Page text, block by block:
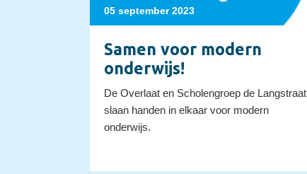
05 september 2023
Samen voor modern
onderwijs!
De Overlaat en Scholengroep de Langstraat
slaan handen in elkaar voor modern
onderwijs.